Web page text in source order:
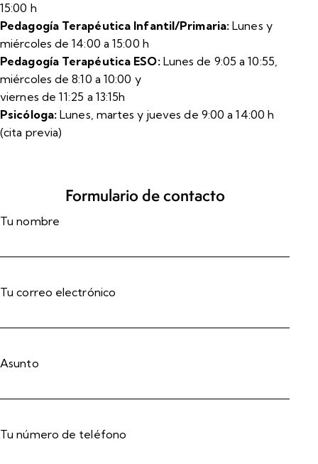
15:00 h
Pedagogía Terapéutica Infantil/Primaria: Lunes y
miércoles de 14:00 a 15:00 h
Pedagogía Terapéutica ESO:Lunes de 9:05 a 10:55,
miércoles de 8:10 a 10:00 y
viernes de 11:25 a 13:15h
Psicóloga: Lunes, martes y jueves de 9:00 a 14:00 h
(cita previa)
Formulario de contacto
Tu nombre
Tu correo electrónico
Asunto
Tu número de teléfono